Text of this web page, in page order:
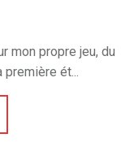
mon propre jeu, du
ét...